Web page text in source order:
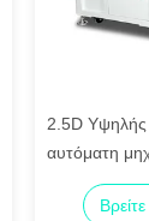
2.5D Υψηλής
αυτόματη
υλικό